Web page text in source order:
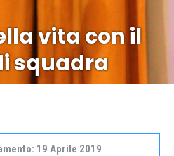
vita con il
squadra
Tu sei qui:
19 Aprile 2019